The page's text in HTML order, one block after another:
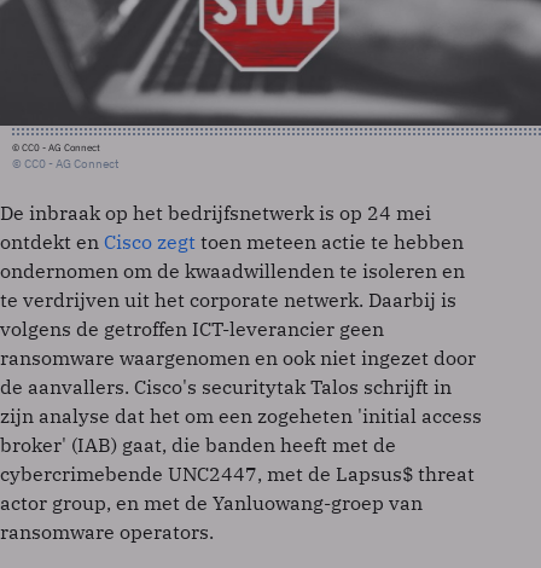
© CC0 - AG Connect
© CC0 - AG Connect
De inbraak op het bedrijfsnetwerk is op 24 mei
ontdekt en Cisco zegt toen meteen actie te hebben
ondernomen om de kwaadwillenden te isoleren en
te verdrijven uit het corporate netwerk. Daarbij is
volgens de getroffen ICT-leverancier geen
ransomware waargenomen en ook niet ingezet door
de aanvallers. Cisco's securitytak Talos schrijft in
zijn analyse dat het om een zogeheten 'initial access
broker' (IAB) gaat, die banden heeft met de
cybercrimebende UNC2447, met de Lapsus$ threat
actor group, en met de Yanluowang-groep van
ransomware operators.